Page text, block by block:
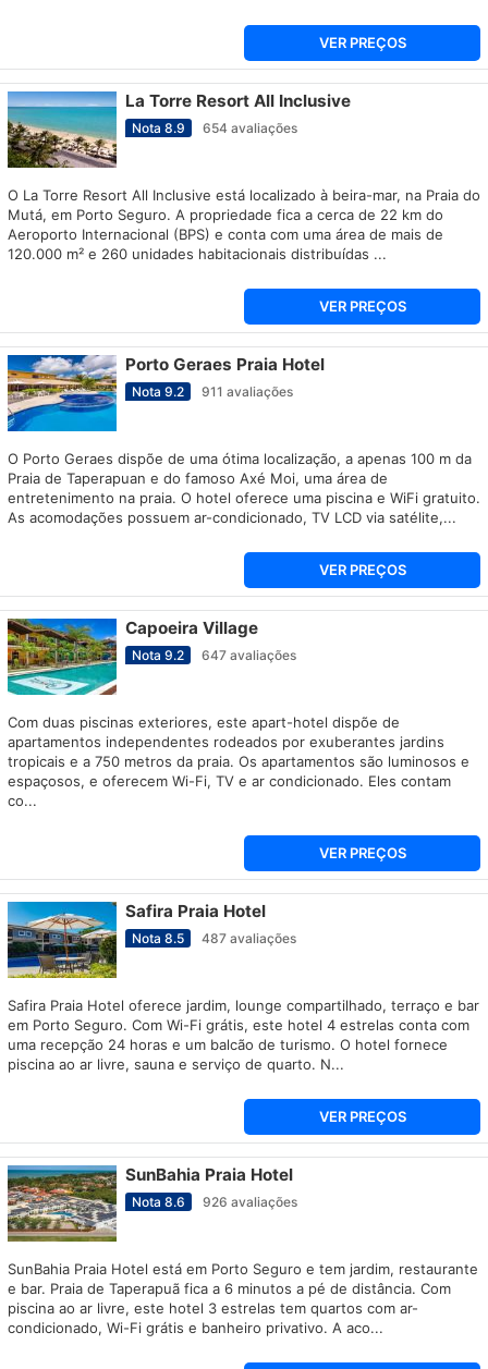
VER PREÇOS
La Torre Resort All Inclusive
Nota 8.9 654 avaliações
O La Torre Resort All Inclusive está localizado à beira-mar, na Praia do
Mutá, em Porto Seguro. A propriedade fica a cerca de 22 km do
Aeroporto Internacional (BPS) e conta com uma área de mais de
120.000 m² e 260 unidades habitacionais distribuídas ...
VER PREÇOS
Porto Geraes Praia Hotel
Nota 9.2 911 avaliações
O Porto Geraes dispõe de uma ótima localização, a apenas 100 m da
Praia de Taperapuan e do famoso Axé Moi, uma área de
entretenimento na praia. O hotel oferece uma piscina e WiFi gratuito.
As acomodações possuem ar-condicionado, TV LCD via satélite,...
VER PREÇOS
Capoeira Village
Nota 9.2 647 avaliações
Com duas piscinas exteriores, este apart-hotel dispõe de
apartamentos independentes rodeados por exuberantes jardins
tropicais e a 750 metros da praia. Os apartamentos são luminosos e
espaçosos, e oferecem Wi-Fi, TV e ar condicionado. Eles contam
co...
VER PREÇOS
Safira Praia Hotel
Nota 8.5 487 avaliações
Safira Praia Hotel oferece jardim, lounge compartilhado, terraço e bar
em Porto Seguro. Com Wi-Fi grátis, este hotel 4 estrelas conta com
uma recepção 24 horas e um balcão de turismo. O hotel fornece
piscina ao ar livre, sauna e serviço de quarto. N...
VER PREÇOS
SunBahia Praia Hotel
Nota 8.6 926 avaliações
SunBahia Praia Hotel está em Porto Seguro e tem jardim, restaurante
e bar. Praia de Taperapuã fica a 6 minutos a pé de distância. Com
piscina ao ar livre, este hotel 3 estrelas tem quartos com ar-
condicionado, Wi-Fi grátis e banheiro privativo. A aco...